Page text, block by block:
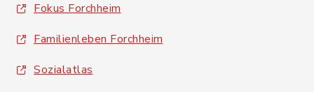
Fokus Forchheim
Familienleben Forchheim
Sozialatlas